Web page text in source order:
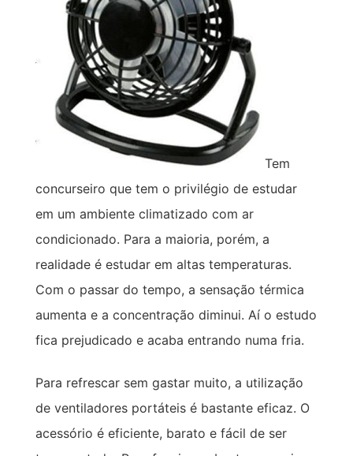
Tem
concurseiro que tem o privilégio de estudar
em um ambiente climatizado com ar
condicionado. Para a maioria, porém, a
realidade é estudar em altas temperaturas.
Com o passar do tempo, a sensação térmica
aumenta e a concentração diminui. Aí o estudo
fica prejudicado e acaba entrando numa fria.
Para refrescar sem gastar muito, a utilização
de ventiladores portáteis é bastante eficaz. O
acessório é eficiente, barato e fácil de ser